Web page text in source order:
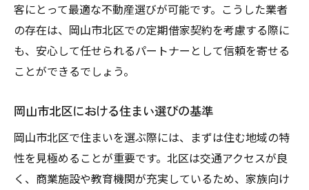
客にとって最適な不動産選びが可能です。こうした業者
の存在は、岡山市北区での定期借家契約を考慮する際に
も、安心して任せられるパートナーとして信頼を寄せる
ことができるでしょう。
岡山市北区における住まい選びの基準
岡山市北区で住まいを選ぶ際には、まずは住む地域の特
性を見極めることが重要です。北区は交通アクセスが良
く、商業施設や教育機関が充実しているため、家族向け